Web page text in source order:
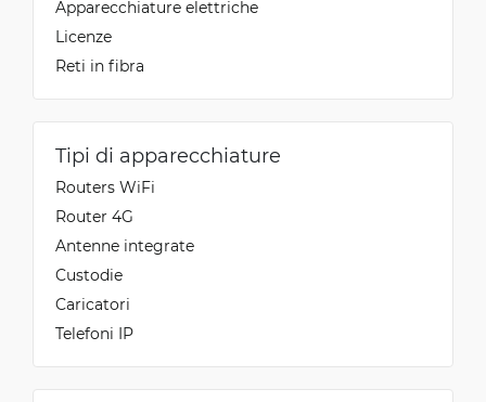
Apparecchiature elettriche
Licenze
Reti in fibra
Tipi di apparecchiature
Routers WiFi
Router 4G
Antenne integrate
Custodie
Caricatori
Telefoni IP